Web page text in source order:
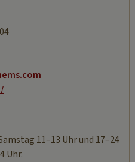
11–13 Uhr und 17–24
Uhr.